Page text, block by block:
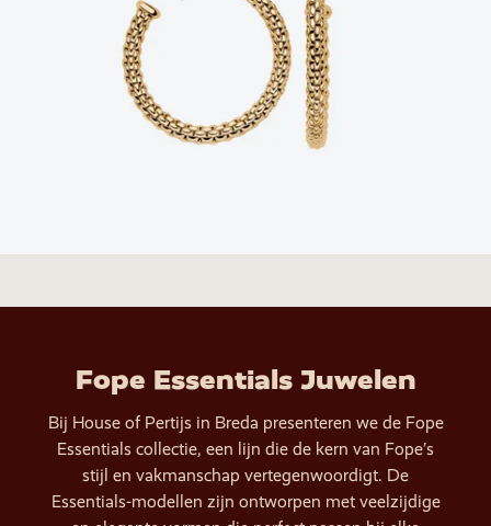
Fope Essentials Juwelen
Bij House of Pertijs in Breda presenteren we de Fope
Essentials collectie, een lijn die de kern van Fope’s
stijl en vakmanschap vertegenwoordigt. De
Essentials-modellen zijn ontworpen met veelzijdige